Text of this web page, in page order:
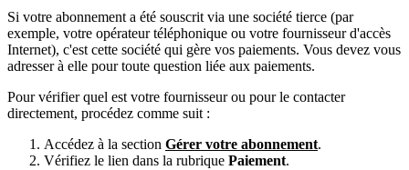
Si votre abonnement a été souscrit via une société tierce (par
exemple, votre opérateur téléphonique ou votre fournisseur d'accès
Internet), c'est cette société qui gère vos paiements. Vous devez vous
adresser à elle pour toute question liée aux paiements.
Pour vérifier quel est votre fournisseur ou pour le contacter
directement, procédez comme suit :
Accédez à la section Gérer votre abonnement.
Vérifiez le lien dans la rubrique Paiement.